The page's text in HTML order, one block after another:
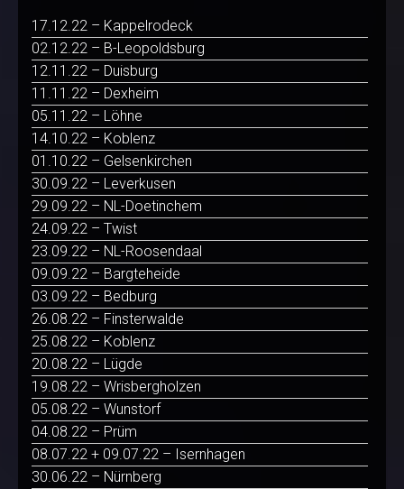
17.12.22 – Kappelrodeck
02.12.22 – B-Leopoldsburg
12.11.22 – Duisburg
11.11.22 – Dexheim
05.11.22 – Löhne
14.10.22 – Koblenz
01.10.22 – Gelsenkirchen
30.09.22 – Leverkusen
29.09.22 – NL-Doetinchem
24.09.22 – Twist
23.09.22 – NL-Roosendaal
09.09.22 – Bargteheide
03.09.22 – Bedburg
26.08.22 – Finsterwalde
25.08.22 – Koblenz
20.08.22 – Lügde
19.08.22 – Wrisbergholzen
05.08.22 – Wunstorf
04.08.22 – Prüm
08.07.22 + 09.07.22 – Isernhagen
30.06.22 – Nürnberg